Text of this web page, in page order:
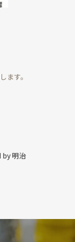
ます。
by 明治